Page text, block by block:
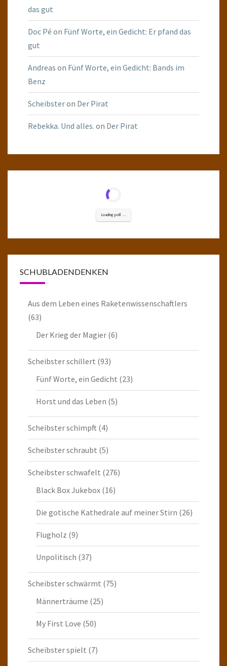
das gut
Doc Pé on Fünf Worte, ein Gedicht: Er pfand das
gut
Andreas on Fünf Worte, ein Gedicht: Bands im
Benz
Scheibsteron Der Pirat
Rebekka. Und alles. on Der Pirat
Loading poll ...
SCHUBLADENDENKEN
Aus dem Leben eines Raketenwissenschaftlers
(63)
Der Krieg der Magier (6)
Scheibster schillert (93)
Fünf Worte, ein Gedicht (23)
Horst und das Leben (5)
Scheibster schimpft (4)
Scheibster schraubt (5)
Scheibster schwafelt (276)
Black Box Jukebox (16)
Die gotische Kathedrale auf meiner Stirn (26)
Flugholz (9)
Unpolitisch (37)
Scheibster schwärmt (75)
Männerträume (25)
My First Love (50)
Scheibster spielt (7)